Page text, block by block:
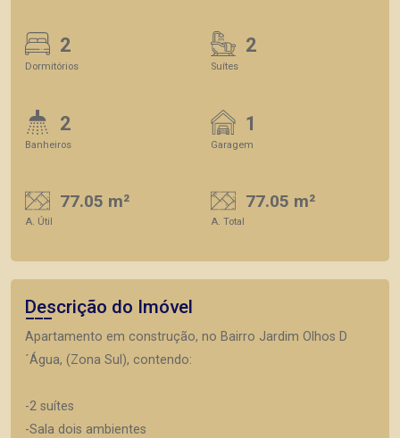
2
Dormitórios
2
Suítes
2
Banheiros
1
Garagem
77.05 m²
A. Útil
77.05 m²
A. Total
Descrição do Imóvel
Apartamento em construção, no Bairro Jardim Olhos D
´Água, (Zona Sul), contendo:
-2 suítes
-Sala dois ambientes